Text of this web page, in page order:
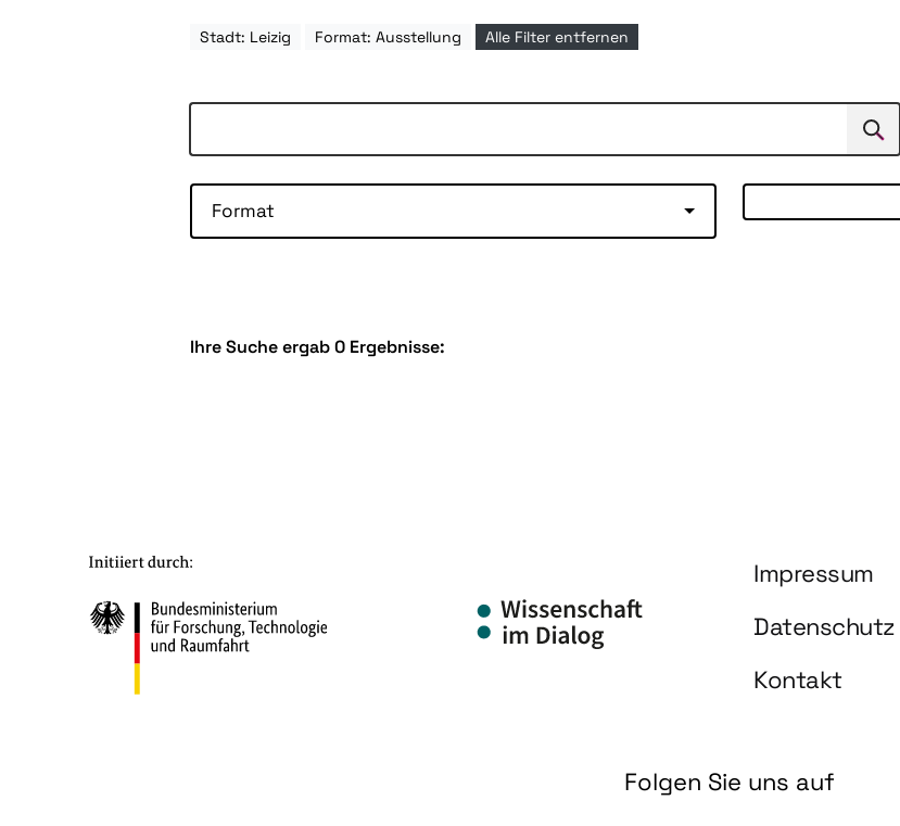
Stadt: Leizig Format: Ausstellung Alle Filter entfernen
Suchen
Format
Ihre Suche ergab 0 Ergebnisse:
Impressum
Datenschutz
Kontakt
Folgen Sie uns auf